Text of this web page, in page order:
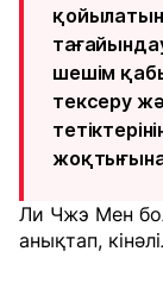
шешім
тексеру
Ли Чжэ Мен
анықтап,